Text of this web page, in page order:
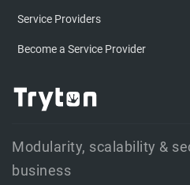
Service Providers
Become a Service Provider
Modularity, scalability &
business